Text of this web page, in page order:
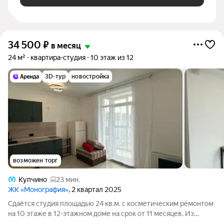
34 500 ₽ в месяц
24 м² квартира-студия 10 этаж из 12
3D-тур новостройка
возможен торг
Купчино
23 мин.
ЖК «Монография», 2 квартал 2025
Сдаётся студия площадью 24 кв.м. с косметическим ремонтом
на 10 этаже в 12-этажном доме на срок от 11 месяцев. Из